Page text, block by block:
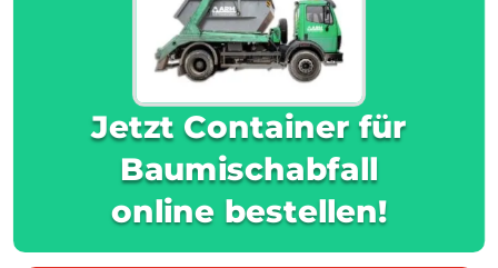
Jetzt Container für
Baumischabfall
online bestellen!